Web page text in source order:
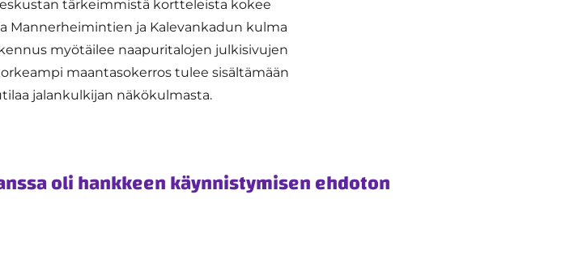
tärkeimmistä kortteleista kokee
Mannerheimintien ja Kalevankadun kulma
myötäilee naapuritalojen julkisivujen
maantasokerros tulee sisältämään
jalankulkijan näkökulmasta.
oli hankkeen käynnistymisen ehdoton